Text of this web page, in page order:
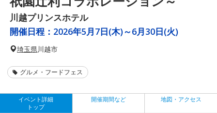
川越プリンスホテル
開催日程： 2026年5月7日(木)～6月30日(火)
埼玉県 川越市
グルメ・フードフェス
イベント詳細
トップ
開催期間など 地図・アクセス